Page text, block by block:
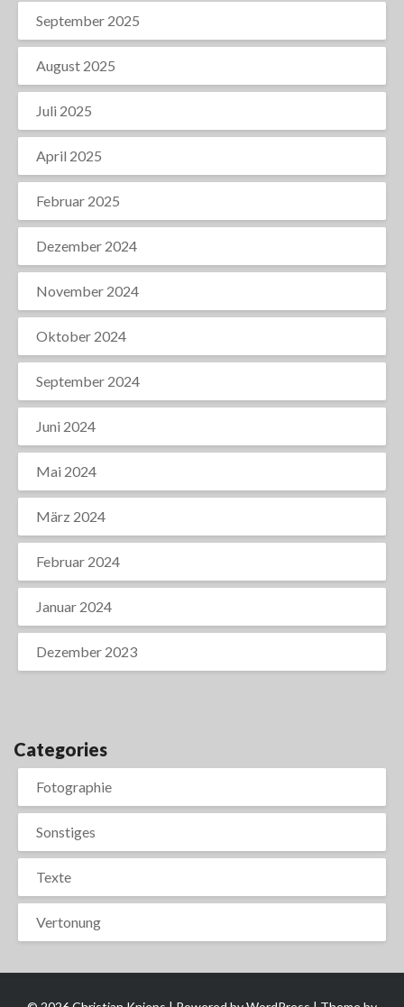
September 2025
August 2025
Juli 2025
April 2025
Februar 2025
Dezember 2024
November 2024
Oktober 2024
September 2024
Juni 2024
Mai 2024
März 2024
Februar 2024
Januar 2024
Dezember 2023
Categories
Fotographie
Sonstiges
Texte
Vertonung